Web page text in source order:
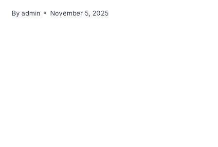
By admin November 5, 2025